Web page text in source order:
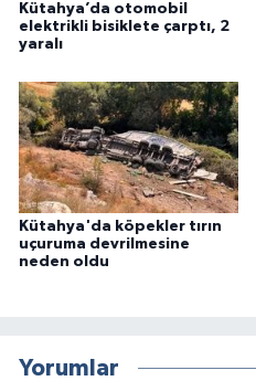
Kütahya’da otomobil
elektrikli bisiklete çarptı, 2
yaralı
Kütahya'da köpekler tırın
uçuruma devrilmesine
neden oldu
Yorumlar